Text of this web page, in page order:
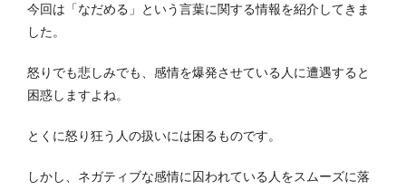
今回は「なだめる」という言葉に関する情報を紹介してきま
した。
怒りでも悲しみでも、感情を爆発させている人に遭遇すると
困惑しますよね。
とくに怒り狂う人の扱いには困るものです。
しかし、ネガティブな感情に囚われている人をスムーズに落